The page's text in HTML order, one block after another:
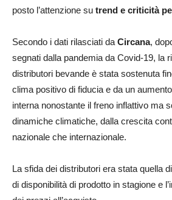
posto l’attenzione su trend e criticità
Secondo i dati rilasciati da Circana,
segnati dalla pandemia da Covid-19, la
distributori bevande è stata sostenuta
clima positivo di fiducia e da un
interna nonostante il freno inflattivo ma
dinamiche climatiche, dalla crescita
nazionale che internazionale.
La sfida dei distributori era stata quella
di disponibilità di prodotto in stagione e